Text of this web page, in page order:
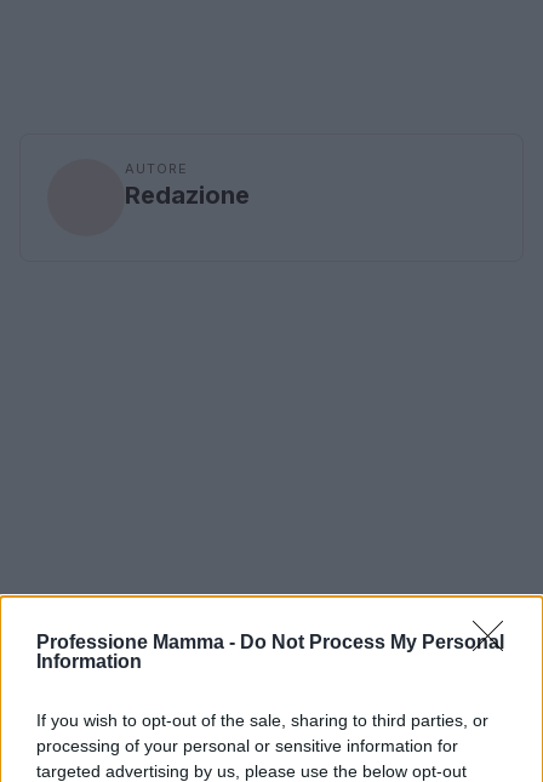
Professione Mamma - Do Not Process My Personal
Information
If you wish to opt-out of the sale, sharing to third parties, or
processing of your personal or sensitive information for
targeted advertising by us, please use the below opt-out
AUTORE
Redazione